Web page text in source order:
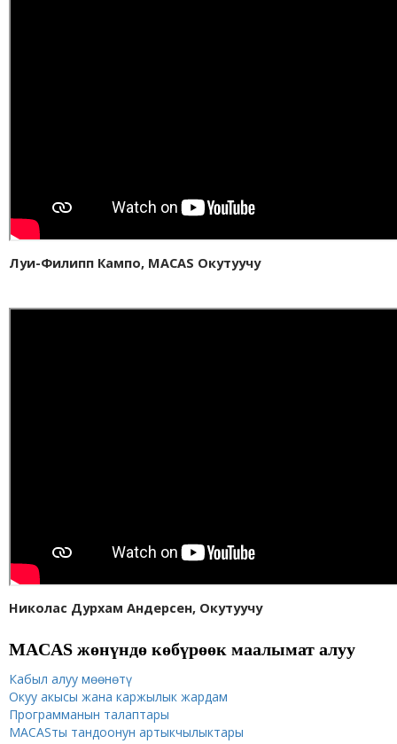
Луи-Филипп Кампо, MACAS Окутуучу
Николас Дурхам Андерсен, Окутуучу
MACAS жөнүндө көбүрөөк маалымат алуу
Кабыл алуу мөөнөтү
Окуу акысы жана каржылык жардам
Программанын талаптары
MACASты тандоонун артыкчылыктары